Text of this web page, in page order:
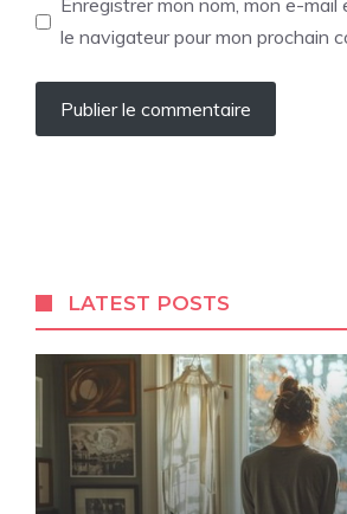
Enregistrer mon nom, mon e-
le navigateur pour mon prochain
LATEST POSTS